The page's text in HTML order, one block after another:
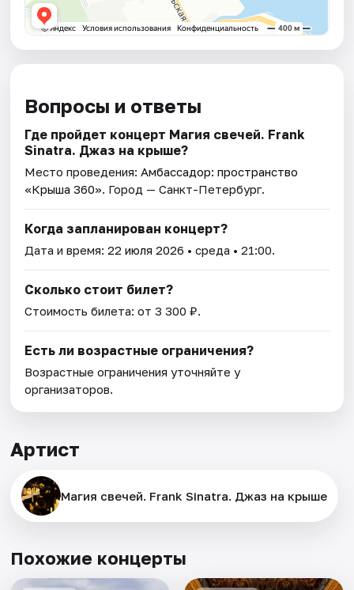
Вопросы и ответы
Где пройдет концерт Магия свечей. Frank
Sinatra. Джаз на крыше?
Место проведения:Амбассадор: пространство
«Крыша 360». Город — Санкт-Петербург.
Когда запланирован концерт?
Дата и время:22 июля 2026 • среда • 21:00.
Сколько стоит билет?
Стоимость билета: от 3 300 ₽.
Есть ли возрастные ограничения?
Возрастные ограничения уточняйте у
организаторов.
Артист
Магия свечей. Frank Sinatra. Джаз на крыше
Похожие концерты